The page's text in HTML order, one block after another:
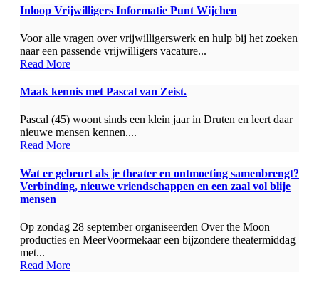
Inloop Vrijwilligers Informatie Punt Wijchen
Voor alle vragen over vrijwilligerswerk en hulp bij het zoeken
naar een passende vrijwilligers vacature...
Read More
Maak kennis met Pascal van Zeist.
Pascal (45) woont sinds een klein jaar in Druten en leert daar
nieuwe mensen kennen....
Read More
Wat er gebeurt als je theater en ontmoeting samenbrengt?
Verbinding, nieuwe vriendschappen en een zaal vol blije
mensen
Op zondag 28 september organiseerden Over the Moon
producties en MeerVoormekaar een bijzondere theatermiddag
met...
Read More